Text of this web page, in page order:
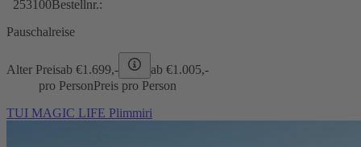
253100Bestellnr.:
Pauschalreise
Alter Preisab €1.699,- ab €1.005,-
pro PersonPreis pro Person
TUI MAGIC LIFE Plimmiri